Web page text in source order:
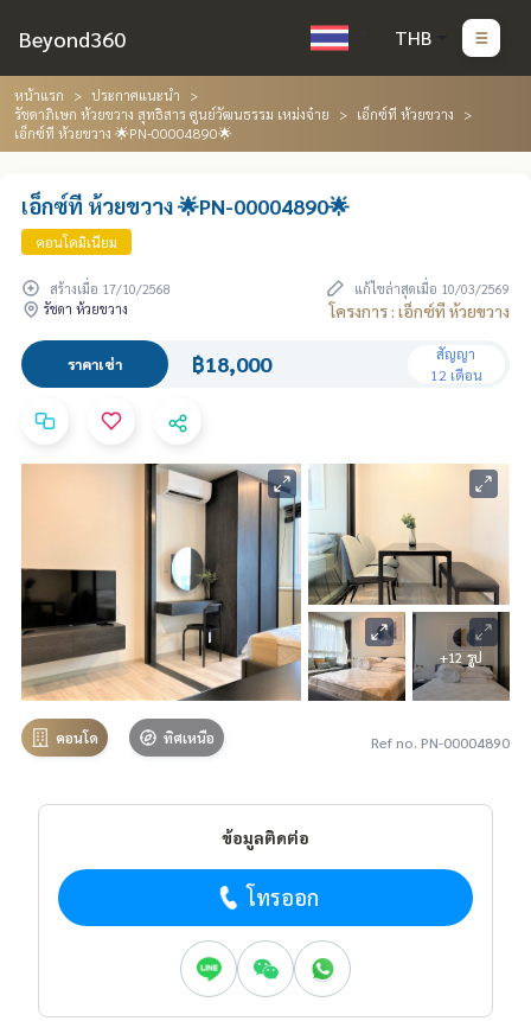
Beyond360 THB
หน้าแรก
ประกาศแนะนำ
รัชดาภิเษก ห้วยขวาง สุทธิสาร ศูนย์วัฒนธรรม เหม่งจ๋าย
เอ็กซ์ที ห้วยขวาง
เอ็กซ์ที ห้วยขวาง 🌟PN-00004890🌟
เอ็กซ์ที ห้วยขวาง 🌟PN-00004890🌟
คอนโดมิเนียม
สร้างเมื่อ 17/10/2568
แก้ไขล่าสุดเมื่อ 10/03/2569
รัชดา ห้วยขวาง
โครงการ : เอ็กซ์ที ห้วยขวาง
ราคาเช่า ฿18,000
สัญญา
12 เดือน
+12 รูป
คอนโด ทิศเหนือ Ref no. PN-00004890
ข้อมูลติดต่อ
โทรออก